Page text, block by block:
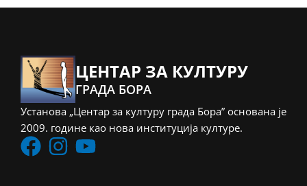
ЦЕНТАР ЗА КУЛТУРУ
ГРАДА БОРА
Установа „Центар за културу града Бора” основана је
2009. године као нова институција културе.